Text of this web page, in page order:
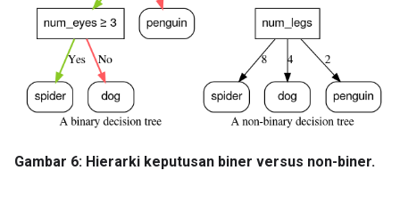
Gambar 6: Hierarki keputusan biner versus non-biner.